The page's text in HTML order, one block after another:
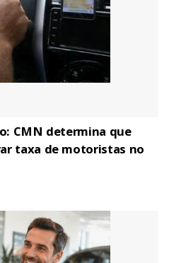
CMN determina que
taxa de motoristas no